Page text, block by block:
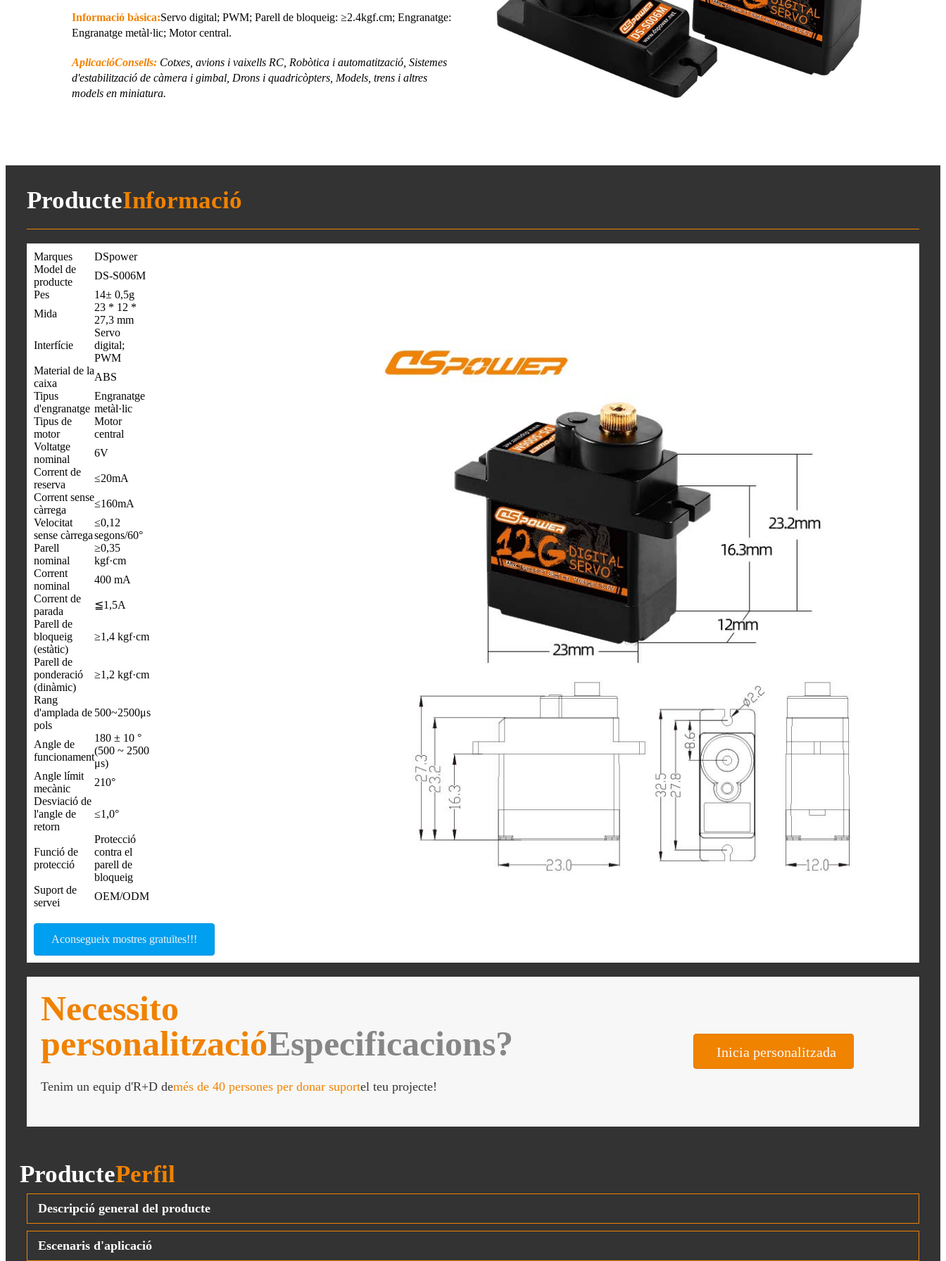
Informació bàsica:Servo digital; PWM; Parell de bloqueig: ≥2.4kgf.cm; Engranatge:
Engranatge metàl·lic; Motor central.
AplicacióConsells: Cotxes, avions i vaixells RC, Robòtica i automatització, Sistemes
d'estabilització de càmera i gimbal, Drons i quadricòpters, Models, trens i altres
models en miniatura.
ProducteInformació
Marques
DSpower
Model de
producte
DS-S006M
Pes
14± 0,5g
Mida
23 * 12 *
27,3 mm
Interfície
Servo
digital;
PWM
Material de la
caixa
ABS
Tipus
d'engranatge
Engranatge
metàl·lic
Tipus de
motor
Motor
central
Voltatge
nominal
6V
Corrent de
reserva
≤20mA
Corrent sense
càrrega
≤160mA
Velocitat
sense càrrega
≤0,12
segons/60°
Parell
nominal
≥0,35
kgf·cm
Corrent
nominal
400 mA
Corrent de
parada
≦1,5A
Parell de
bloqueig
(estàtic)
≥1,4 kgf·cm
Parell de
ponderació
(dinàmic)
≥1,2 kgf·cm
Rang
d'amplada de
pols
500~2500μs
Angle de
funcionament
180 ± 10 °
(500 ~ 2500
μs)
Angle límit
mecànic
210°
Desviació de
l'angle de
retorn
≤1,0°
Funció de
protecció
Protecció
contra el
parell de
bloqueig
Suport de
servei
OEM/ODM
Aconsegueix mostres gratuïtes!!!
Necessito
personalitzacióEspecificacions?
Tenim un equip d'R+D demés de 40 persones per donar suportel teu projecte!
Inicia personalitzada
ProductePerfil
Descripció general del producte
Escenaris d'aplicació